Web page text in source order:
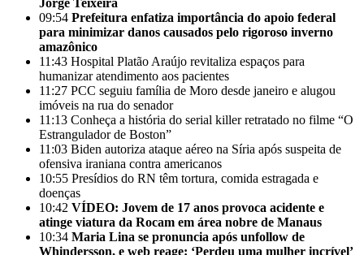
Jorge Teixeira
09:54 Prefeitura enfatiza importância do apoio federal
para minimizar danos causados pelo rigoroso inverno
amazônico
11:43 Hospital Platão Araújo revitaliza espaços para
humanizar atendimento aos pacientes
11:27 PCC seguiu família de Moro desde janeiro e alugou
imóveis na rua do senador
11:13 Conheça a história do serial killer retratado no filme “O
Estrangulador de Boston”
11:03 Biden autoriza ataque aéreo na Síria após suspeita de
ofensiva iraniana contra americanos
10:55 Presídios do RN têm tortura, comida estragada e
doenças
10:42 VÍDEO: Jovem de 17 anos provoca acidente e
atinge viatura da Rocam em área nobre de Manaus
10:34 Maria Lina se pronuncia após unfollow de
Whindersson, e web reage: ‘Perdeu uma mulher incrível’